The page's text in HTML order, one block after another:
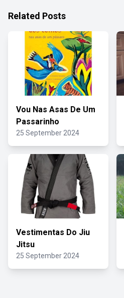
Related Posts
Vou Nas Asas De Um
Passarinho
25 September 2024
Vestimentas Do Jiu
Jitsu
25 September 2024